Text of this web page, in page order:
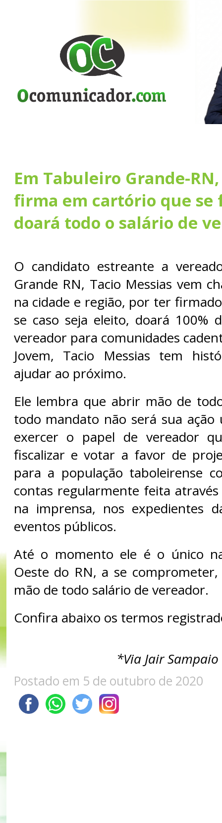
Em Tabuleiro Grande-
firma em cartório que se
doará todo o salário de
O candidato estreante a
Grande RN, Tacio Messias vem
na cidade e região, por ter
se caso seja eleito, doará 100%
vereador para comunidades
Jovem, Tacio Messias tem
ajudar ao próximo.
Ele lembra que abrir mão de
todo mandato não será sua ação
exercer o papel de vereador
fiscalizar e votar a favor de
para a população taboleirense
contas regularmente feita através
na imprensa, nos expedientes
eventos públicos.
Até o momento ele é o único
Oeste do RN, a se
mão de todo salário de vereador.
Confira abaixo os termos
*Via Jair Sampaio
Postado em 5 de outubro de 2020